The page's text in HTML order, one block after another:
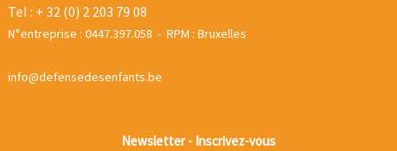
Tel : + 32 (0) 2 203 79 08
N°entreprise : 0447.397.058 - RPM : Bruxelles
info@defensedesenfants.be
Newsletter - Inscrivez-vous